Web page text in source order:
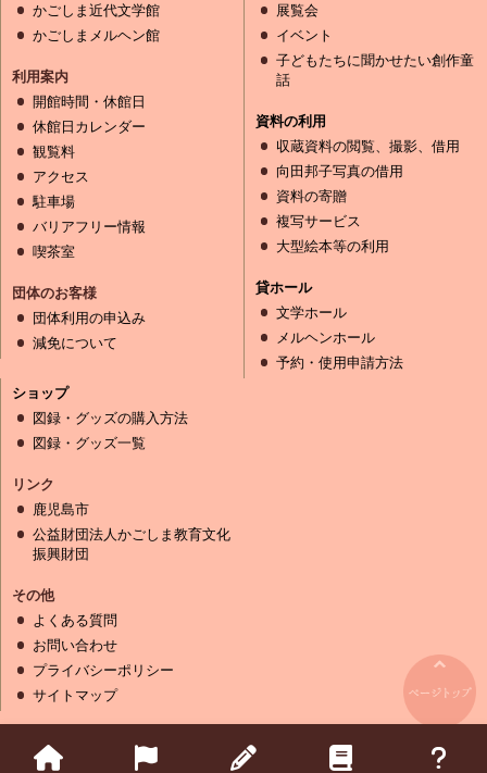
かごしま近代文学館
かごしまメルヘン館
利用案内
開館時間・休館日
休館日カレンダー
観覧料
アクセス
駐車場
バリアフリー情報
喫茶室
団体のお客様
団体利用の申込み
減免について
展覧会
イベント
子どもたちに聞かせたい創作童
話
資料の利用
収蔵資料の閲覧、撮影、借用
向田邦子写真の借用
資料の寄贈
複写サービス
大型絵本等の利用
貸ホール
文学ホール
メルヘンホール
予約・使用申請方法
ショップ
図録・グッズの購入方法
図録・グッズ一覧
リンク
鹿児島市
公益財団法人かごしま教育文化
振興財団
その他
よくある質問
お問い合わせ
プライバシーポリシー
サイトマップ
Copyright (C) Kagoshima Modern Literature Museum Kagoshima